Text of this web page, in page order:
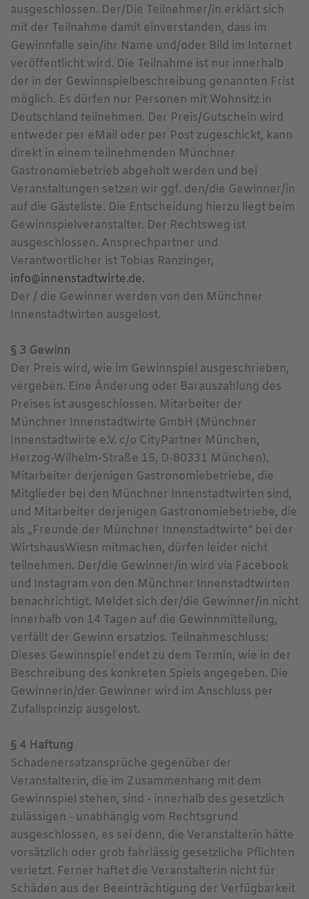
ausgeschlossen. Der/Die Teilnehmer/in erklärt sich
mit der Teilnahme damit einverstanden, dass im
Gewinnfalle sein/ihr Name und/oder Bild im Internet
veröffentlicht wird. Die Teilnahme ist nur innerhalb
der in der Gewinnspielbeschreibung genannten Frist
möglich. Es dürfen nur Personen mit Wohnsitz in
Deutschland teilnehmen. Der Preis/Gutschein wird
entweder per eMail oder per Post zugeschickt, kann
direkt in einem teilnehmenden Münchner
Gastronomiebetrieb abgeholt werden und bei
Veranstaltungen setzen wir ggf. den/die Gewinner/in
auf die Gästeliste. Die Entscheidung hierzu liegt beim
Gewinnspielveranstalter. Der Rechtsweg ist
ausgeschlossen. Ansprechpartner und
Verantwortlicher ist Tobias Ranzinger,
info@innenstadtwirte.de.
Der / die Gewinner werden von den Münchner
Innenstadtwirten ausgelost.
§ 3 Gewinn
Der Preis wird, wie im Gewinnspiel ausgeschrieben,
vergeben. Eine Änderung oder Barauszahlung des
Preises ist ausgeschlossen. Mitarbeiter der
Münchner Innenstadtwirte GmbH (Münchner
Innenstadtwirte e.V. c/o CityPartner München,
Herzog-Wilhelm-Straße 15, D-80331 München),
Mitarbeiter derjenigen Gastronomiebetriebe, die
Mitglieder bei den Münchner Innenstadtwirten sind,
und Mitarbeiter derjenigen Gastronomiebetriebe, die
als „Freunde der Münchner Innenstadtwirte“ bei der
WirtshausWiesn mitmachen, dürfen leider nicht
teilnehmen. Der/die Gewinner/in wird via Facebook
und Instagram von den Münchner Innenstadtwirten
benachrichtigt. Meldet sich der/die Gewinner/in nicht
innerhalb von 14 Tagen auf die Gewinnmitteilung,
verfällt der Gewinn ersatzlos. Teilnahmeschluss:
Dieses Gewinnspiel endet zu dem Termin, wie in der
Beschreibung des konkreten Spiels angegeben. Die
Gewinnerin/der Gewinner wird im Anschluss per
Zufallsprinzip ausgelost.
§ 4 Haftung
Schadenersatzansprüche gegenüber der
Veranstalterin, die im Zusammenhang mit dem
Gewinnspiel stehen, sind - innerhalb des gesetzlich
zulässigen - unabhängig vom Rechtsgrund
ausgeschlossen, es sei denn, die Veranstalterin hätte
vorsätzlich oder grob fahrlässig gesetzliche Pflichten
verletzt. Ferner haftet die Veranstalterin nicht für
Schäden aus der Beeinträchtigung der Verfügbarkeit